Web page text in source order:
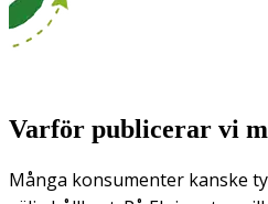
Varför publicerar vi
Många konsumenter kanske